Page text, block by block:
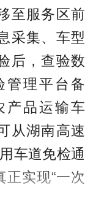
至服务区前
采集、车型
后，查验数
管理平台备
产品运输车
从湖南高速
车道免检通
实现“一次